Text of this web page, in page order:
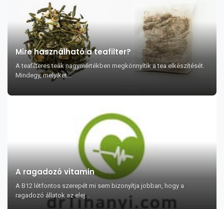
Mire használható a teafilter?
A teafilteres teák nagymértékben megkönnyítik a tea elkészítését.
Mindegy, melyiket...
A ragadozó vitamin
A B12 létfontos szerepét mi sem bizonyítja jobban, hogy a
ragadozó állatok az elej...